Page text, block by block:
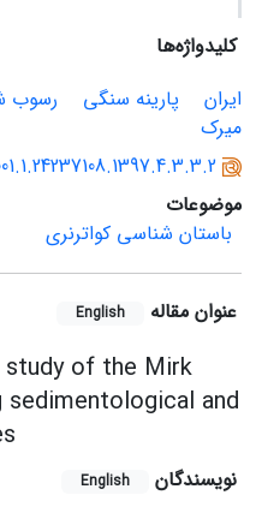
کلیدواژه‌ها
ایران
پارینه ‌سنگی رسوب‌
میرک
موضوعات
باستان شناسی کواترنری
عنوان مقاله English
study of the Mirk
sedimentological and
نویسندگان English